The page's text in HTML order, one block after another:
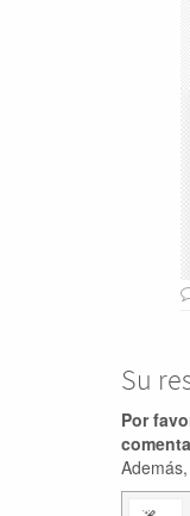
Su
Por
Además,